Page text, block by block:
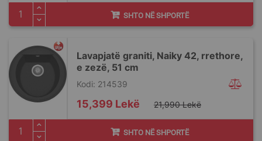
SHTO NË SHPORTË
Lavapjatë graniti, Naiky 42, rrethore,
e zezë, 51 cm
Kodi: 214539
Special
Price
15,399 Lekë 21,990 Lekë
SHTO NË SHPORTË